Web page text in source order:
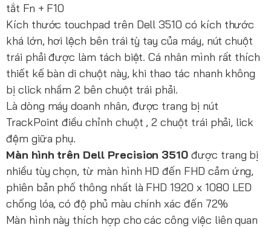
tắt Fn + F10
Kích thước touchpad trên Dell 3510 có kích thước
khá lớn, hơi lệch bên trái tỳ tay của máy, nút chuột
trái phải được làm tách biệt. Cá nhân mình rất thích
thiết kế bàn di chuột này, khi thao tác nhanh không
bị click nhầm 2 bên chuột trái phải.
Là dòng máy doanh nhân, được trang bị nút
TrackPoint điều chỉnh chuột , 2 chuột trái phải, lick
đệm giữa phụ.
Màn hình trên Dell Precision 3510 được trang bị
nhiều tùy chọn, từ màn hình HD đến FHD cảm ứng,
phiên bản phố thông nhất là FHD 1920 x 1080 LED
chống lóa, có độ phủ màu chính xác đến 72%
Màn hình này thích hợp cho các công việc liên quan